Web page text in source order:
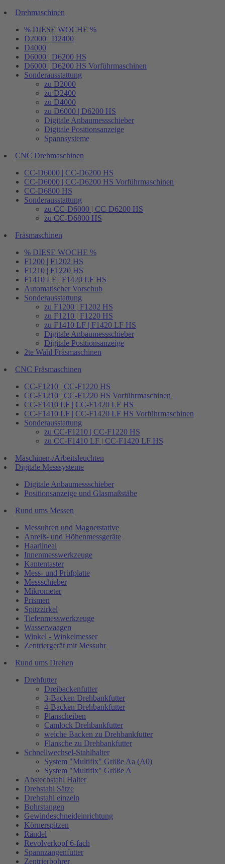
Drehmaschinen
% DIESE WOCHE %
D2000 | D2400
D4000
D6000 | D6200 HS
D6000 | D6200 HS Vorführmaschinen
Sonderausstattung
zu D2000
zu D2400
zu D4000
zu D6000 | D6200 HS
Digitale Anbaumessschieber
Digitale Positionsanzeige
Spannsysteme
CNC Drehmaschinen
CC-D6000 | CC-D6200 HS
CC-D6000 | CC-D6200 HS Vorführmaschinen
CC-D6800 HS
Sonderausstattung
zu CC-D6000 | CC-D6200 HS
zu CC-D6800 HS
Fräsmaschinen
% DIESE WOCHE %
F1200 | F1202 HS
F1210 | F1220 HS
F1410 LF | F1420 LF HS
Automatischer Vorschub
Sonderausstattung
zu F1200 | F1202 HS
zu F1210 | F1220 HS
zu F1410 LF | F1420 LF HS
Digitale Anbaumessschieber
Digitale Positionsanzeige
2te Wahl Fräsmaschinen
CNC Fräsmaschinen
CC-F1210 | CC-F1220 HS
CC-F1210 | CC-F1220 HS Vorführmaschinen
CC-F1410 LF | CC-F1420 LF HS
CC-F1410 LF | CC-F1420 LF HS Vorführmaschinen
Sonderausstattung
zu CC-F1210 | CC-F1220 HS
zu CC-F1410 LF | CC-F1420 LF HS
Maschinen-/Arbeitsleuchten
Digitale Messsysteme
Digitale Anbaumessschieber
Positionsanzeige und Glasmaßstäbe
Rund ums Messen
Messuhren und Magnetstative
Anreiß- und Höhenmessgeräte
Haarlineal
Innenmesswerkzeuge
Kantentaster
Mess- und Prüfplatte
Messschieber
Mikrometer
Prismen
Spitzzirkel
Tiefenmesswerkzeuge
Wasserwaagen
Winkel - Winkelmesser
Zentriergerät mit Messuhr
Rund ums Drehen
Drehfutter
Dreibackenfutter
3-Backen Drehbankfutter
4-Backen Drehbankfutter
Planscheiben
Camlock Drehbankfutter
weiche Backen zu Drehbankfutter
Flansche zu Drehbankfutter
Schnellwechsel-Stahlhalter
System "Multifix" Größe Aa (A0)
System "Multifix" Größe A
Abstechstahl Halter
Drehstahl Sätze
Drehstahl einzeln
Bohrstangen
Gewindeschneideinrichtung
Körnerspitzen
Rändel
Revolverkopf 6-fach
Spannzangenfutter
Zentrierbohrer